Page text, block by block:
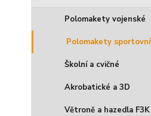
Polomakety vojenské
Polomakety sportovní
Školní a cvičné
Akrobatické a 3D
Větroně a hazedla F3K